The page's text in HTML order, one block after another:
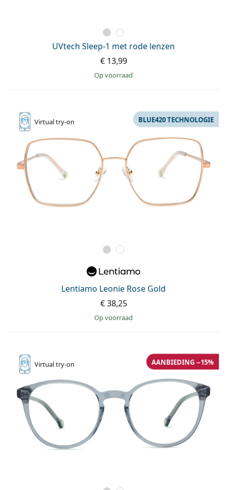
UVtech Sleep-1 met rode lenzen
€ 13,99
op voorraad
Virtualtry-on
Lentiamo Leonie Rose Gold
BLUE420 TECHNOLOGIE
€ 38,25
op voorraad
Virtualtry-on AANBIEDING −15%